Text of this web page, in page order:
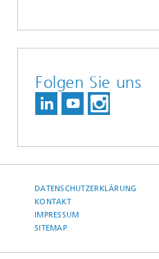
Folgen Sie uns
DATENSCHUTZERKLÄRUNG
KONTAKT
IMPRESSUM
SITEMAP